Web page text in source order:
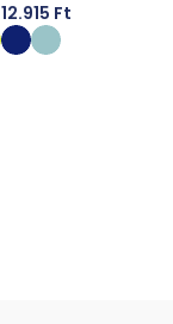
12.915 Ft